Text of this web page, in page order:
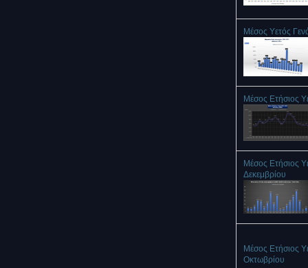
Μέσος Υετός
Μέσος Ετήσιος
Μέσος Ετήσιος
Δεκεμβρίου
Μέσος Ετήσιος
Οκτωβρίου